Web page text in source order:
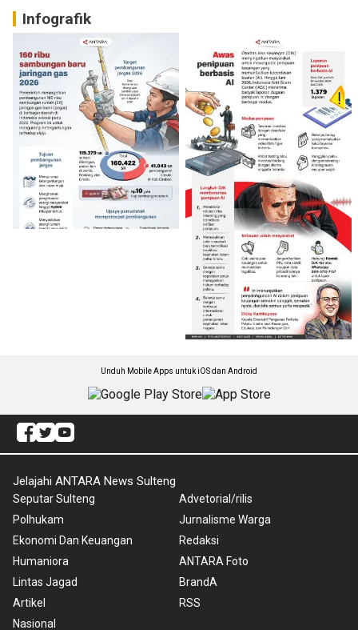
Infografik
Unduh Mobile Apps untuk iOS dan Android
Jelajahi ANTARA News Sulteng
Seputar Sulteng
Polhukam
Ekonomi Dan Keuangan
Humaniora
Lintas Jagad
Artikel
Nasional
Advetorial/rilis
Jurnalisme Warga
Redaksi
ANTARA Foto
BrandA
RSS